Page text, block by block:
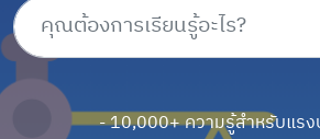
- 10,000+ ความรู้สำหรับแรง